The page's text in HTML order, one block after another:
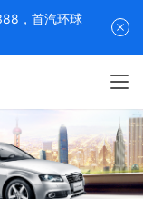
，首汽环球